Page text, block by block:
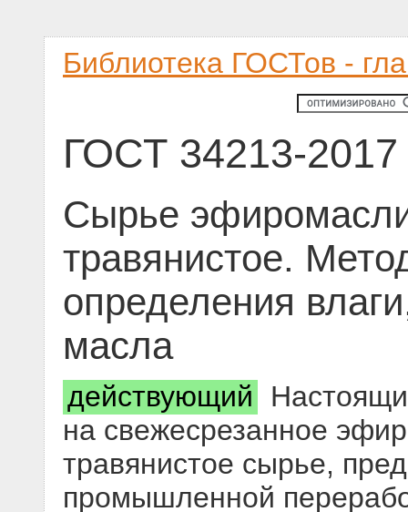
Библиотека ГОСТов -
ГОСТ 34213-2017
Сырье
травянистое.
определения
масла
действующий
на свежесрезанное
травянистое сырье,
промышленной